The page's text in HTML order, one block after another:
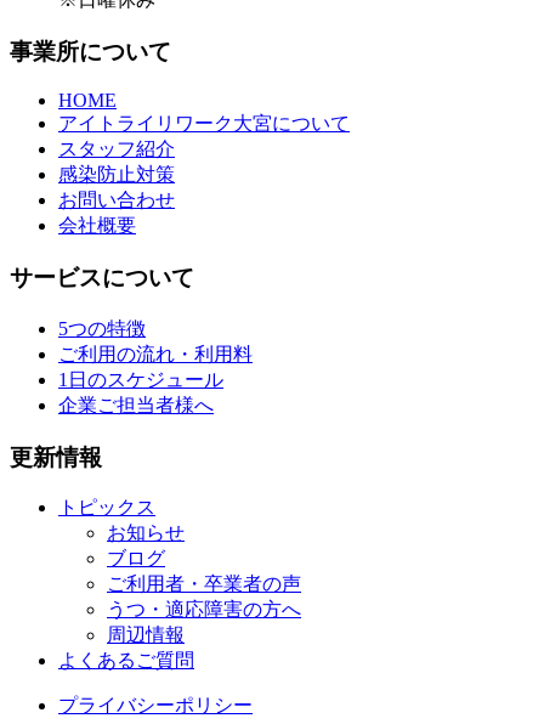
事業所について
HOME
アイトライリワーク大宮について
スタッフ紹介
感染防止対策
お問い合わせ
会社概要
サービスについて
5つの特徴
ご利用の流れ・利用料
1日のスケジュール
企業ご担当者様へ
更新情報
トピックス
お知らせ
ブログ
ご利用者・卒業者の声
うつ・適応障害の方へ
周辺情報
よくあるご質問
プライバシーポリシー